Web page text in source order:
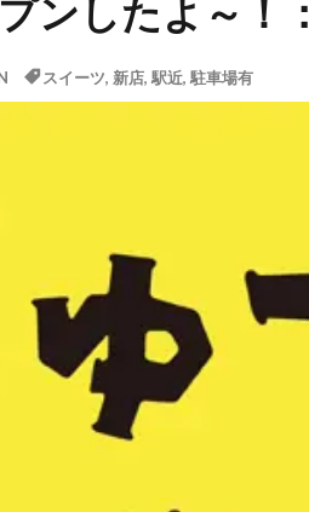
ンしたよ～！：
スイーツ, 新店, 駅近, 駐車場有